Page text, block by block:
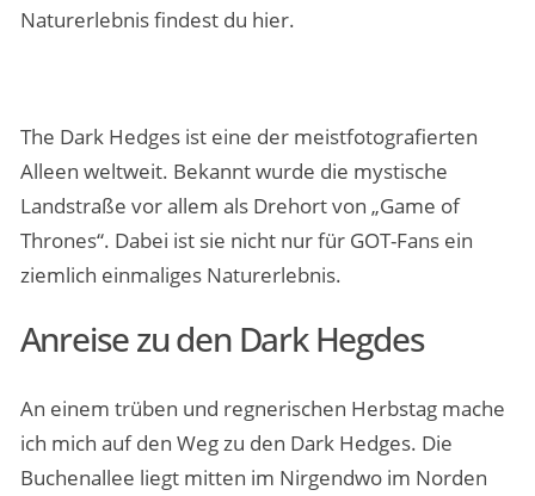
Naturerlebnis findest du hier.
The Dark Hedges ist eine der meistfotografierten
Alleen weltweit. Bekannt wurde die mystische
Landstraße vor allem als Drehort von „Game of
Thrones“. Dabei ist sie nicht nur für GOT-Fans ein
ziemlich einmaliges Naturerlebnis.
Anreise zu den Dark Hegdes
An einem trüben und regnerischen Herbstag mache
ich mich auf den Weg zu den Dark Hedges. Die
Buchenallee liegt mitten im Nirgendwo im Norden